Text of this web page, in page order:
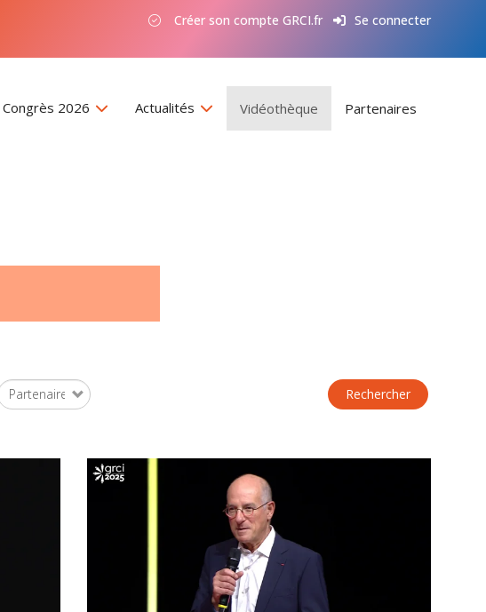
Créer son compte GRCI.fr Se connecter
Congrès 2026 Actualités Vidéothèque Partenaires
Rechercher